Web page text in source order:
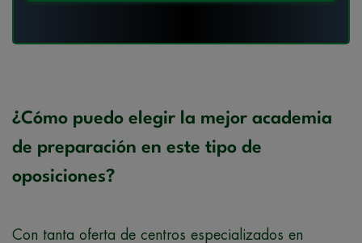
¿Cómo puedo elegir la mejor academia
de preparación en este tipo de
oposiciones?
Con tanta oferta de centros especializados en